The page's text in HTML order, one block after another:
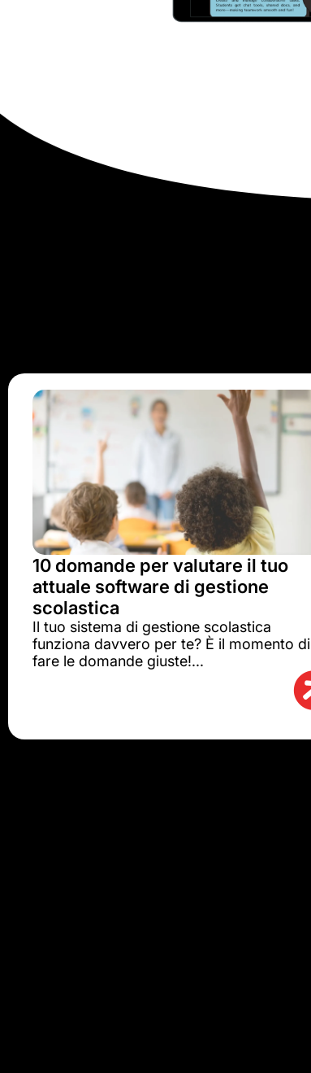
10 domande per valutare il tuo
attuale software di gestione
scolastica
Il tuo sistema di gestione scolastica
funziona davvero per te? È il momento di
fare le domande giuste!...